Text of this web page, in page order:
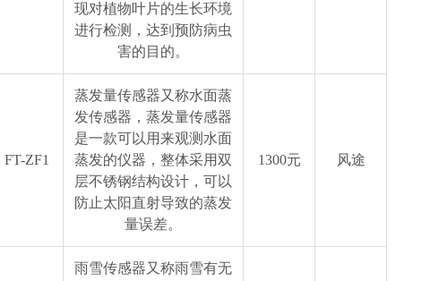
现对植物叶片的生长环境
进行检测，达到预防病虫
害的目的。
FT-ZF1
蒸发量传感器又称水面蒸
发传感器，蒸发量传感器
是一款可以用来观测水面
蒸发的仪器，整体采用双
层不锈钢结构设计，可以
防止太阳直射导致的蒸发
量误差。
1300元 风途
雨雪传感器又称雨雪有无